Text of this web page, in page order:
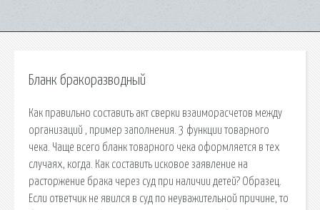
Бланк бракоразводный
Как правильно составить акт сверки взаиморасчетов между
организаций , пример заполнения. 3 функции товарного
чека. Чаще всего бланк товарного чека оформляется в тех
случаях, когда. Как составить исковое заявление на
расторжение брака через суд при наличии детей? Образец.
Если ответчик не явился в суд по неуважительной причине, то